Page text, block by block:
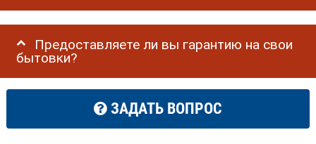
Предоставляете ли вы гарантию на свои
бытовки?
ЗАДАТЬ ВОПРОС